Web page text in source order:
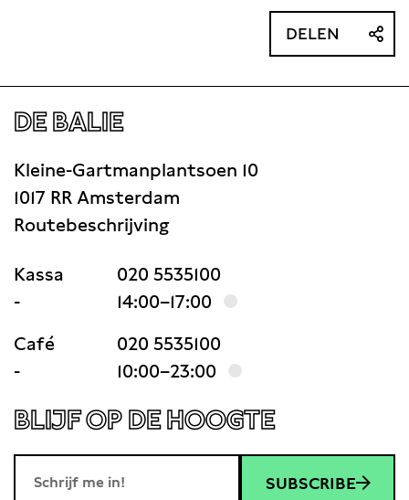
DELEN
DE BALIE
Kleine-Gartmanplantsoen 10
1017 RR Amsterdam
Routebeschrijving
Kassa
020 5535100
-
14:00–17:00
Café
020 5535100
-
10:00–23:00
BLIJF OP DE HOOGTE
SUBSCRIBE